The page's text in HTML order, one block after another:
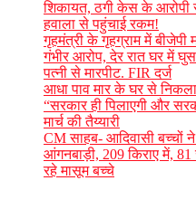
शिकायत, ठगी केस के आरोपी
हवाला से पहुंचाई रकम!
गृहमंत्री के गृहग्राम में बीजेपी
गंभीर आरोप, देर रात घर में
पत्नी से मारपीट. FIR दर्ज
आधा पाव मार के घर से
“सरकार ही पिलाएगी और
मार्च की तैय्यारी
CM साहब- आदिवासी बच्चों ने
आंगनबाड़ी, 209 किराए में,
रहे मासूम बच्चे